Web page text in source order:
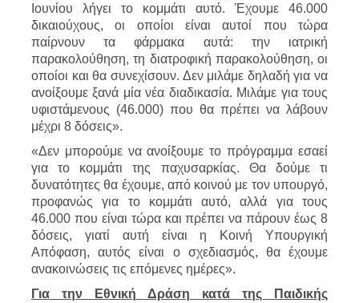
Ιουνίου λήγει το κομμάτι αυτό. Έχουμε 46.000
δικαιούχους, οι οποίοι είναι αυτοί που τώρα
παίρνουν τα φάρμακα αυτά: την ιατρική
παρακολούθηση, τη διατροφική παρακολούθηση, οι
οποίοι και θα συνεχίσουν. Δεν μιλάμε δηλαδή για να
ανοίξουμε ξανά μία νέα διαδικασία. Μιλάμε για τους
υφιστάμενους (46.000) που θα πρέπει να λάβουν
μέχρι 8 δόσεις».
«Δεν μπορούμε να ανοίξουμε το πρόγραμμα εσαεί
για το κομμάτι της παχυσαρκίας. Θα δούμε τι
δυνατότητες θα έχουμε, από κοινού με τον υπουργό,
προφανώς για το κομμάτι αυτό, αλλά για τους
46.000 που είναι τώρα και πρέπει να πάρουν έως 8
δόσεις, γιατί αυτή είναι η Κοινή Υπουργική
Απόφαση, αυτός είναι ο σχεδιασμός, θα έχουμε
ανακοινώσεις τις επόμενες ημέρες».
Για την Εθνική Δράση κατά της Παιδικής